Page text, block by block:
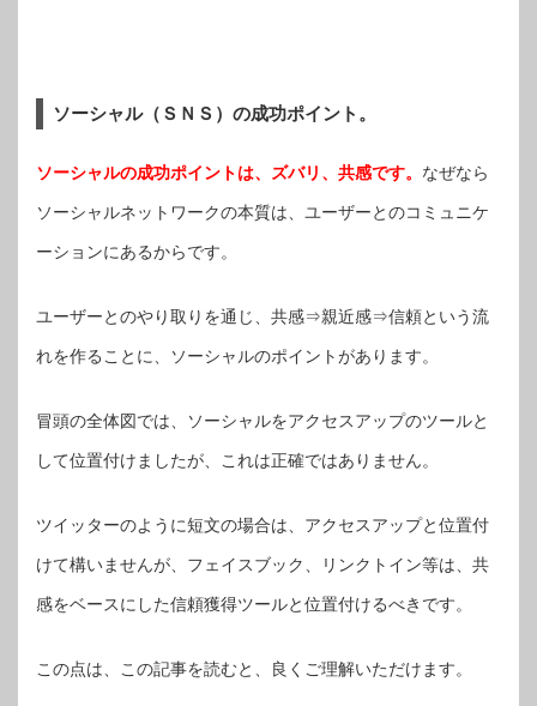
ソーシャル（ＳＮＳ）の成功ポイント。
ソーシャルの成功ポイントは、ズバリ、共感です。 なぜなら
ソーシャルネットワークの本質は、ユーザーとのコミュニケ
ーションにあるからです。
ユーザーとのやり取りを通じ、共感⇒親近感⇒信頼という流
れを作ることに、ソーシャルのポイントがあります。
冒頭の全体図では、ソーシャルをアクセスアップのツールと
して位置付けましたが、これは正確ではありません。
ツイッターのように短文の場合は、アクセスアップと位置付
けて構いませんが、フェイスブック、リンクトイン等は、共
感をベースにした信頼獲得ツールと位置付けるべきです。
この点は、この記事を読むと、良くご理解いただけます。